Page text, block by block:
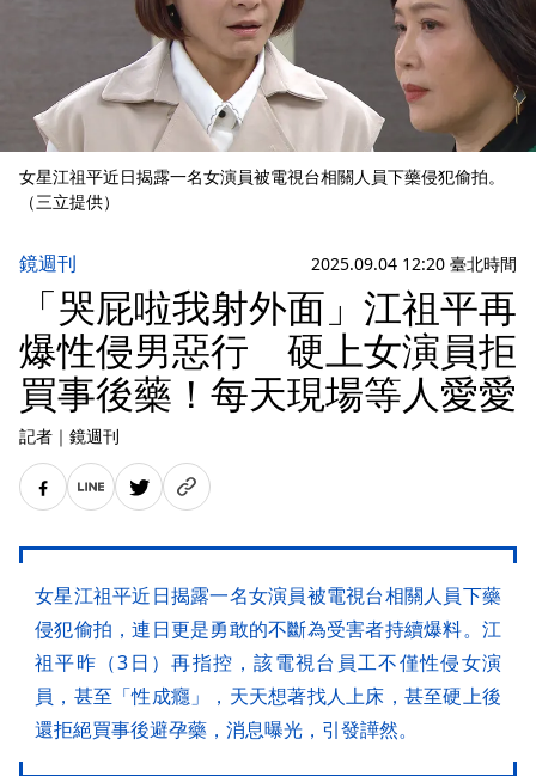
女星江祖平近日揭露一名女演員被電視台相關人員下藥侵犯偷拍。
（三立提供）
鏡週刊 2025.09.04 12:20 臺北時間
「哭屁啦我射外面」江祖平再
爆性侵男惡行 硬上女演員拒
買事後藥！每天現場等人愛愛
記者 ｜ 鏡週刊
女星江祖平近日揭露一名女演員被電視台相關人員下藥
侵犯偷拍，連日更是勇敢的不斷為受害者持續爆料。江
祖平昨（3日）再指控，該電視台員工不僅性侵女演
員，甚至「性成癮」，天天想著找人上床，甚至硬上後
還拒絕買事後避孕藥，消息曝光，引發譁然。